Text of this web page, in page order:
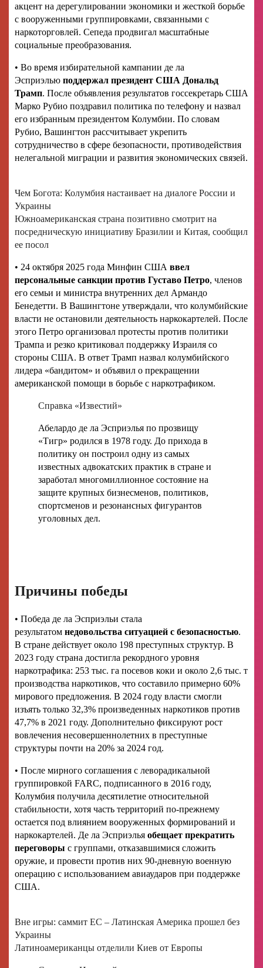
акцент на дерегулировании экономики и жесткой борьбе
с вооруженными группировками, связанными с
наркоторговлей. Сепеда продвигал масштабные
социальные преобразования.
• Во время избирательной кампании де ла
Эсприэлью поддержал президент США Дональд
Трамп. После объявления результатов госсекретарь США
Марко Рубио поздравил политика по телефону и назвал
его избранным президентом Колумбии. По словам
Рубио, Вашингтон рассчитывает укрепить
сотрудничество в сфере безопасности, противодействия
нелегальной миграции и развития экономических связей.
Чем Богота: Колумбия настаивает на диалоге России и
Украины
Южноамериканская страна позитивно смотрит на
посредническую инициативу Бразилии и Китая, сообщил
ее посол
• 24 октября 2025 года Минфин США ввел
персональные санкции против Густаво Петро, членов
его семьи и министра внутренних дел Армандо
Бенедетти. В Вашингтоне утверждали, что колумбийские
власти не остановили деятельность наркокартелей. После
этого Петро организовал протесты против политики
Трампа и резко критиковал поддержку Израиля со
стороны США. В ответ Трамп назвал колумбийского
лидера «бандитом» и объявил о прекращении
американской помощи в борьбе с наркотрафиком.
Справка «Известий»
Абелардо де ла Эсприэлья по прозвищу
«Тигр» родился в 1978 году. До прихода в
политику он построил одну из самых
известных адвокатских практик в стране и
заработал многомиллионное состояние на
защите крупных бизнесменов, политиков,
спортсменов и резонансных фигурантов
уголовных дел.
Причины победы
• Победа де ла Эсприэльи стала
результатом недовольства ситуацией с безопасностью.
В стране действует около 198 преступных структур. В
2023 году страна достигла рекордного уровня
наркотрафика: 253 тыс. га посевов коки и около 2,6 тыс. т
производства наркотиков, что составило примерно 60%
мирового предложения. В 2024 году власти смогли
изъять только 32,3% произведенных наркотиков против
47,7% в 2021 году. Дополнительно фиксируют рост
вовлечения несовершеннолетних в преступные
структуры почти на 20% за 2024 год.
• После мирного соглашения с леворадикальной
группировкой FARC, подписанного в 2016 году,
Колумбия получила десятилетие относительной
стабильности, хотя часть территорий по-прежнему
остается под влиянием вооруженных формирований и
наркокартелей. Де ла Эсприэлья обещает прекратить
переговоры с группами, отказавшимися сложить
оружие, и провести против них 90-дневную военную
операцию с использованием авиаударов при поддержке
США.
Вне игры: саммит ЕС – Латинская Америка прошел без
Украины
Латиноамериканцы отделили Киев от Европы